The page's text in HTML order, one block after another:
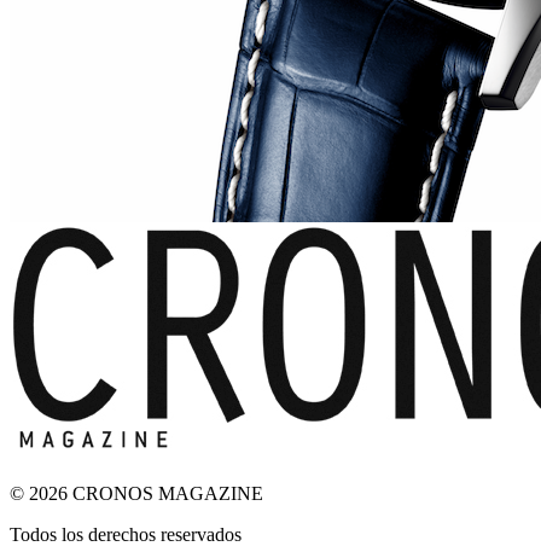
© 2026 CRONOS MAGAZINE
Todos los derechos reservados